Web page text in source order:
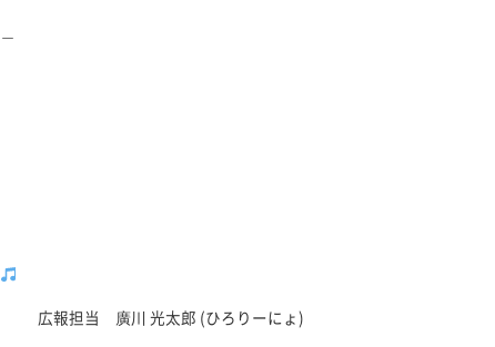
広報担当 廣川 光太郎 (ひろりーにょ)